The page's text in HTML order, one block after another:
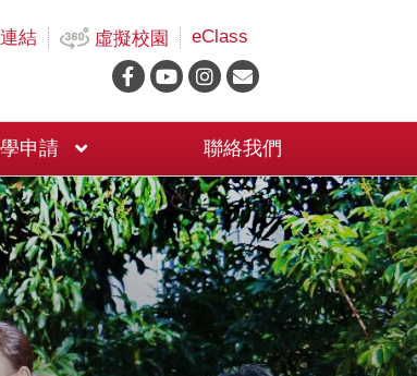
結 虛擬校園 eClass
申請 聯絡我們